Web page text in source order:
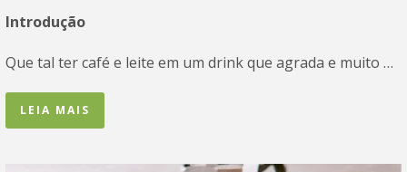
Introdução
Que tal ter café e leite em um drink que agrada e muito …
LEIA MAIS